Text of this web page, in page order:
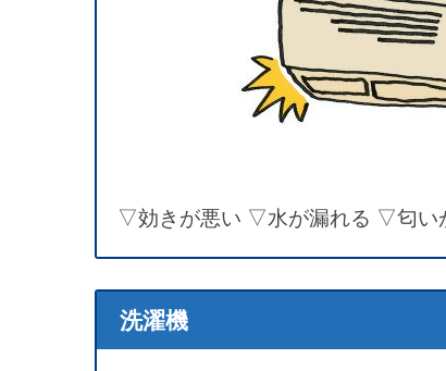
▽効きが悪い ▽水が漏れる ▽匂い
洗濯機